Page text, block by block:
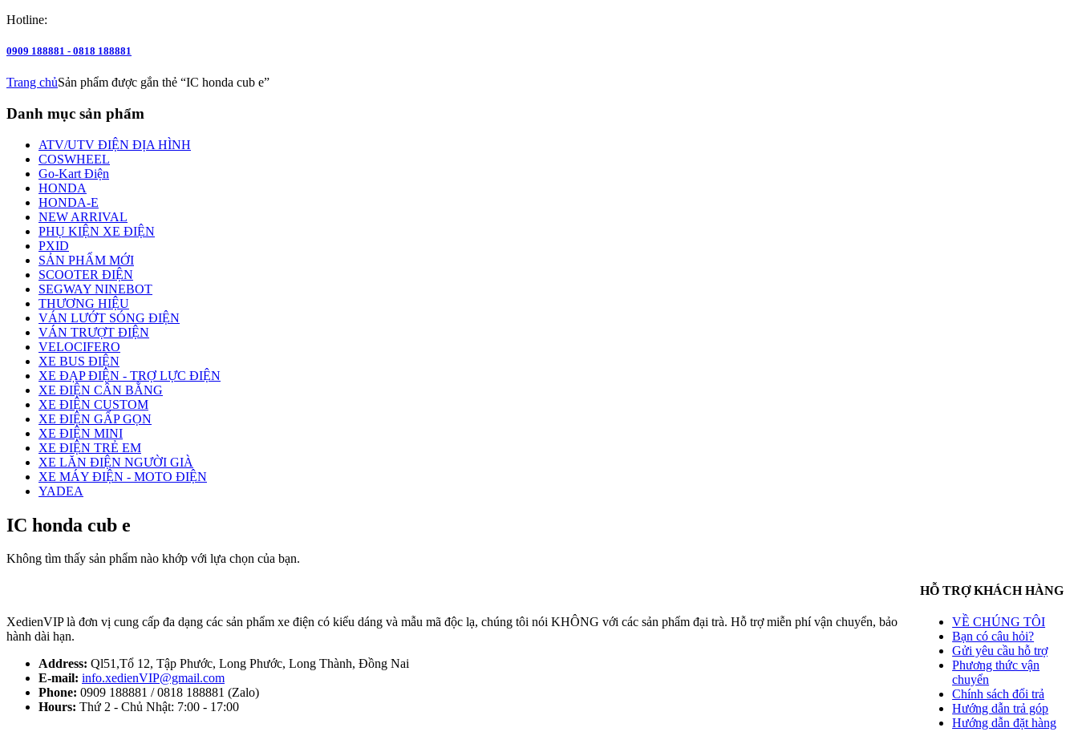
Hotline:
0909 188881 - 0818 188881
Trang chủSản phẩm được gắn thẻ “IC honda cub e”
Danh mục sản phẩm
ATV/UTV ĐIỆN ĐỊA HÌNH
COSWHEEL
Go-Kart Điện
HONDA
HONDA-E
NEW ARRIVAL
PHỤ KIỆN XE ĐIỆN
PXID
SẢN PHẨM MỚI
SCOOTER ĐIỆN
SEGWAY NINEBOT
THƯƠNG HIỆU
VÁN LƯỚT SÓNG ĐIỆN
VÁN TRƯỢT ĐIỆN
VELOCIFERO
XE BUS ĐIỆN
XE ĐẠP ĐIỆN - TRỢ LỰC ĐIỆN
XE ĐIỆN CÂN BẰNG
XE ĐIỆN CUSTOM
XE ĐIỆN GẤP GỌN
XE ĐIỆN MINI
XE ĐIỆN TRẺ EM
XE LĂN ĐIỆN NGƯỜI GIÀ
XE MÁY ĐIỆN - MOTO ĐIỆN
YADEA
IC honda cub e
Không tìm thấy sản phẩm nào khớp với lựa chọn của bạn.
XedienVIP là đơn vị cung cấp đa dạng các sản phẩm xe điện có kiểu dáng và mẫu mã độc lạ, chúng tôi nói KHÔNG với các sản phẩm đại trà. Hỗ trợ miễn phí vận chuyển, bảo
hành dài hạn.
Address: Ql51,Tổ 12, Tập Phước, Long Phước, Long Thành, Đồng Nai
E-mail: info.xedienVIP@gmail.com
Phone: 0909 188881 / 0818 188881 (Zalo)
Hours: Thứ 2 - Chủ Nhật: 7:00 - 17:00
HỖ TRỢ KHÁCH HÀNG
VỀ CHÚNG TÔI
Bạn có câu hỏi?
Gửi yêu cầu hỗ trợ
Phương thức vận
chuyển
Chính sách đổi trả
Hướng dẫn trả góp
Hướng dẫn đặt hàng